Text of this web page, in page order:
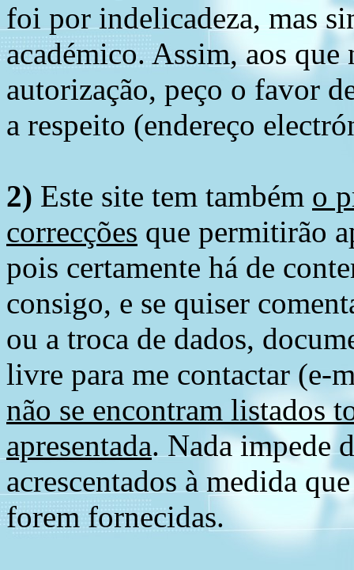
foi por indelicadeza, mas
académico. Assim, aos
autorização, peço o favor
a respeito (endereço
2) Este site tem também o
correcções que permitirão
pois certamente há de
consigo, e se quiser
ou a troca de dados,
livre para me contactar (e-
não se encontram listados
apresentada. Nada impede
acrescentados à medida
forem fornecidas.